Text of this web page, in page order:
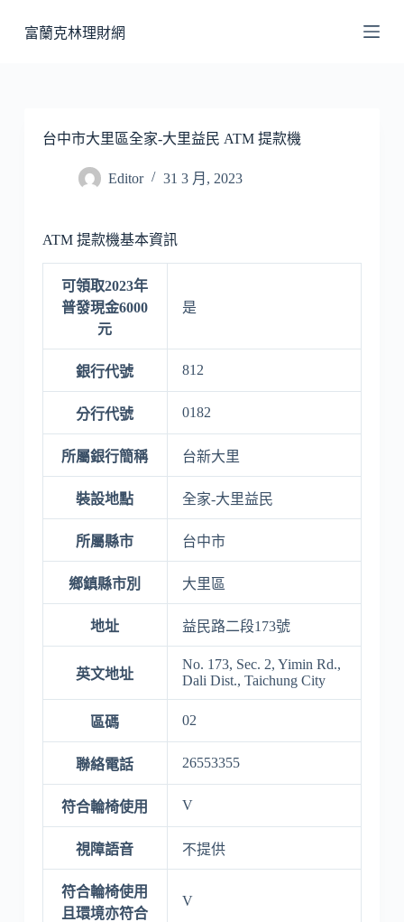
至
富蘭克林理財網
台中市大里區全家-大里益民 ATM 提款機
Editor 31 3 月, 2023
ATM 提款機基本資訊
可領取2023年
普發現金6000
元
是
銀行代號 812
分行代號 0182
所屬銀行簡稱 台新大里
裝設地點 全家-大里益民
所屬縣市 台中市
鄉鎮縣市別 大里區
地址 益民路二段173號
英文地址
No. 173, Sec. 2, Yimin Rd.,
Dali Dist., Taichung City
區碼 02
聯絡電話 26553355
符合輪椅使用 V
視障語音 不提供
符合輪椅使用
且環境亦符合
V